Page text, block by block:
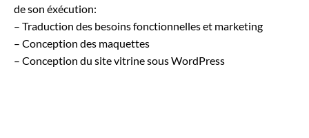
de son éxécution:
– Traduction des besoins fonctionnelles et marketing
– Conception des maquettes
– Conception du site vitrine sous WordPress